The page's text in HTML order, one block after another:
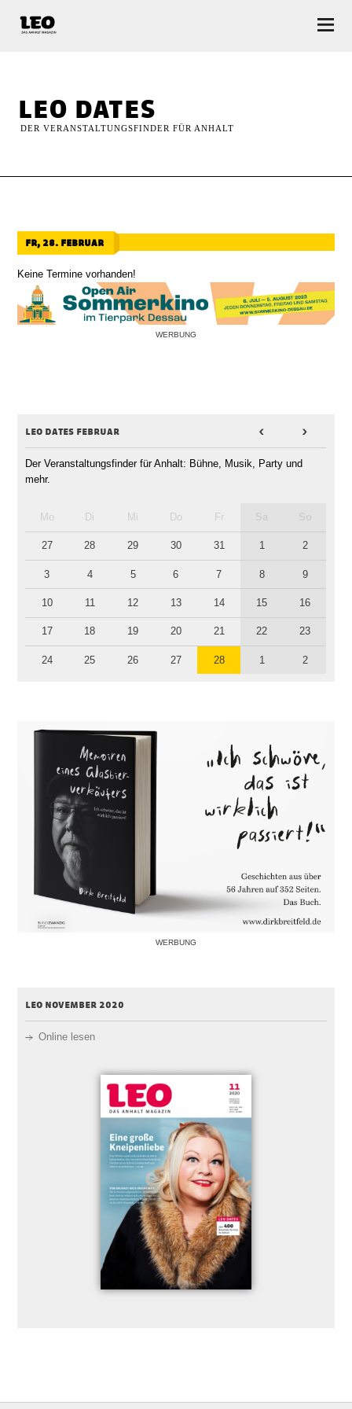
leo dates
DER VERANSTALTUNGSFINDER FÜR ANHALT
fr, 28. februar
Keine Termine vorhanden!
WERBUNG
leo dates februar < >
Der Veranstaltungsfinder für Anhalt: Bühne, Musik, Party und
mehr.
Mo Di Mi Do Fr
27 28 29 30 31 1 2
3 4 5 6 7 8 9
10 11 12 13 14 15 16
17 18 19 20 21 22 23
24 25 26 27 28 1 2
WERBUNG
leo november 2020
Online lesen